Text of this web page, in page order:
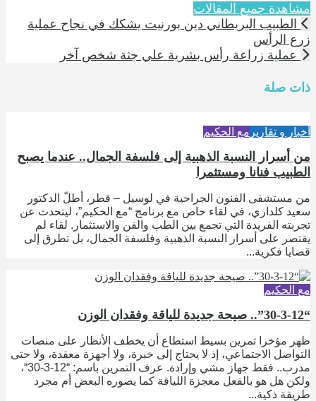
مشاهدة جميع المقالات
الطبيب البريطاني دين بورنيت يشكك في نجاح عملية
زرع الرأس
عملية زراعة رأس بشرية علي جثة شخص آخر
ذات صلة
أخبار و تقارير مع الحكيم
من أسرار النسبة الذهبية إلى فلسفة الجمال.. عندما يصبح
الطبيب فنانا ومستثمرا
من مستشفى الفنون الجراحية في لوسيل – قطر، أطلّ الدكتور
سعيد كلداري، في لقاء خاص مع برنامج “مع الحكيم”، ليتحدث عن
تجربته الفريدة التي تجمع بين الطب والفن والاستثمار. لقاء لم
يقتصر على أسرار النسبة الذهبية وفلسفة الجمال، بل تطرق إلى
قضايا فكرية...
مع الحكيم
“30-3-12”.. صيحة جديدة للياقة وفقدان الوزن
ظهر مؤخرا تمرين بسيط استطاع أن يخطف الأنظار على منصات
التواصل الاجتماعي، إذ لا يحتاج إلى خبرة، ولا أجهزة معقدة، ولا حتى
مدرب.. فقط جهاز مشي وإرادة. عرف التمرين باسم: “12-3-30“،
ولكن هل هو بالفعل معجزة اللياقة كما يصوره البعض أم مجرد
طريقة ذكية...